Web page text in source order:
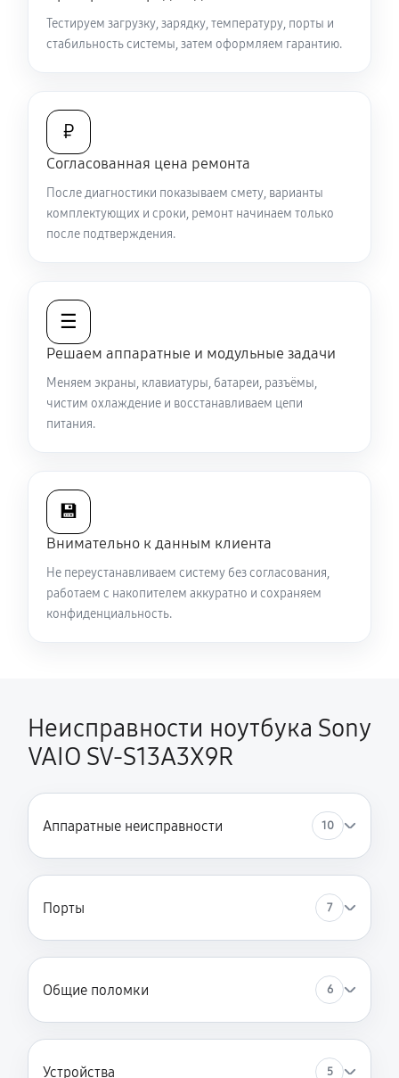
Замена видеокарты ноутбука Sony VAIO SV-
Ремонт разъема питания
Замена видеочипа ноутбука Sony VAIO SV-S13A3X9R
Настройка BIOS ноутбука Sony VAIO SV-S13A3X9R
S13A3X9R
Настройка ОС ноутбука Sony VAIO SV-S13A3X9R
60 минут
Замена шим-контроллера
Тестируем загрузку, зарядку, температуру, порты и
стабильность системы, затем оформляем гарантию.
₽
Согласованная цена ремонта
После диагностики показываем смету, варианты
комплектующих и сроки, ремонт начинаем только
после подтверждения.
☰
Решаем аппаратные и модульные задачи
Меняем экраны, клавиатуры, батареи, разъёмы,
чистим охлаждение и восстанавливаем цепи
питания.
💾
Внимательно к данным клиента
Не переустанавливаем систему без согласования,
работаем с накопителем аккуратно и сохраняем
конфиденциальность.
Неисправности ноутбука Sony
VAIO SV-S13A3X9R
Аппаратные неисправности 10
Порты 7
Общие поломки 6
Устройства 5